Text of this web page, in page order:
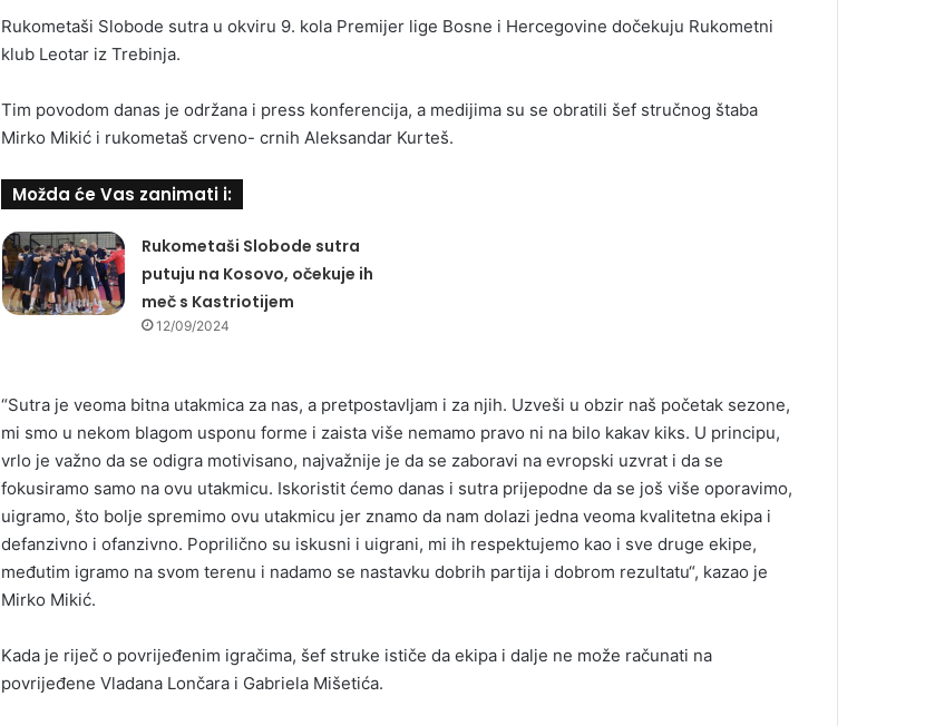
Rukometaši Slobode sutra u okviru 9. kola Premijer lige Bosne i Hercegovine dočekuju Rukometni
klub Leotar iz Trebinja.
Tim povodom danas je održana i press konferencija, a medijima su se obratili šef stručnog štaba
Mirko Mikić i rukometaš crveno- crnih Aleksandar Kurteš.
Možda će Vas zanimati i:
Rukometaši Slobode sutra
putuju na Kosovo, očekuje ih
meč s Kastriotijem
12/09/2024
“Sutra je veoma bitna utakmica za nas, a pretpostavljam i za njih. Uzveši u obzir naš početak sezone,
mi smo u nekom blagom usponu forme i zaista više nemamo pravo ni na bilo kakav kiks. U principu,
vrlo je važno da se odigra motivisano, najvažnije je da se zaboravi na evropski uzvrat i da se
fokusiramo samo na ovu utakmicu. Iskoristit ćemo danas i sutra prijepodne da se još više oporavimo,
uigramo, što bolje spremimo ovu utakmicu jer znamo da nam dolazi jedna veoma kvalitetna ekipa i
defanzivno i ofanzivno. Poprilično su iskusni i uigrani, mi ih respektujemo kao i sve druge ekipe,
međutim igramo na svom terenu i nadamo se nastavku dobrih partija i dobrom rezultatu“, kazao je
Mirko Mikić.
Kada je riječ o povrijeđenim igračima, šef struke ističe da ekipa i dalje ne može računati na
povrijeđene Vladana Lončara i Gabriela Mišetića.